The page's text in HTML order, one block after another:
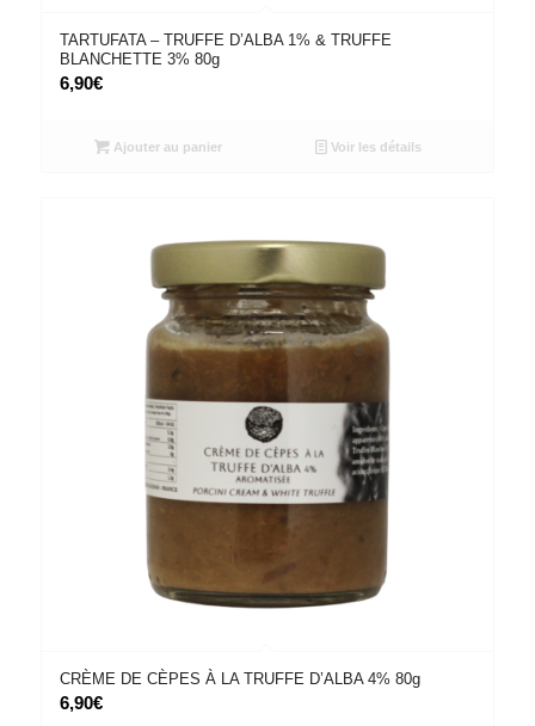
TARTUFATA – TRUFFE D’ALBA 1% & TRUFFE
BLANCHETTE 3% 80g
6,90€
Ajouter au panier Voir les détails
CRÈME DE CÈPES À LA TRUFFE D’ALBA 4% 80g
6,90€